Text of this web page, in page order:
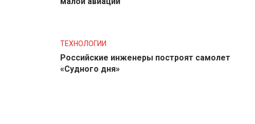
ТЕХНОЛОГИИ
Российские инженеры построят самолет
«Судного дня»